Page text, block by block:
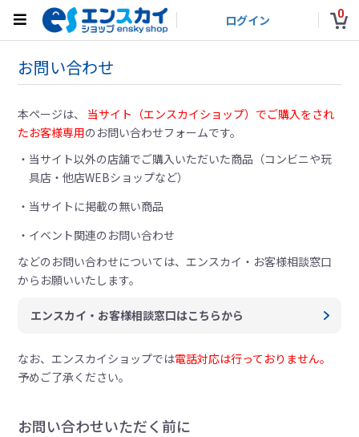
ログイン 0
お問い合わせ
本ページは、 当サイト（エンスカイショップ）でご購入をされ
たお客様専用のお問い合わせフォームです。
当サイト以外の店舗でご購入いただいた商品（コンビニや玩
具店・他店WEBショップなど）
当サイトに掲載の無い商品
イベント関連のお問い合わせ
などのお問い合わせについては、エンスカイ・お客様相談窓口
からお願いいたします。
エンスカイ・お客様相談窓口はこちらから
なお、エンスカイショップでは電話対応は行っておりません。
予めご了承ください。
お問い合わせいただく前に